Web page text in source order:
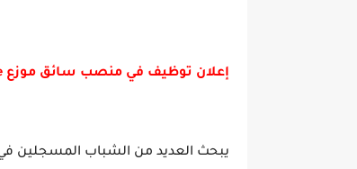
إعلان توظيف في منصب سائق موزع EMS Champion Poste Algérie ـ 2026
يبحث العديد من الشباب المسجلين